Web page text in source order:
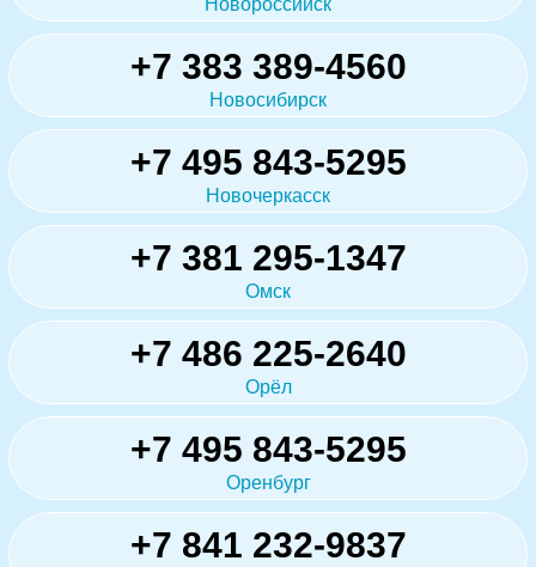
Новороссийск
+7 383 389-4560
Новосибирск
+7 495 843-5295
Новочеркасск
+7 381 295-1347
Омск
+7 486 225-2640
Орёл
+7 495 843-5295
Оренбург
+7 841 232-9837